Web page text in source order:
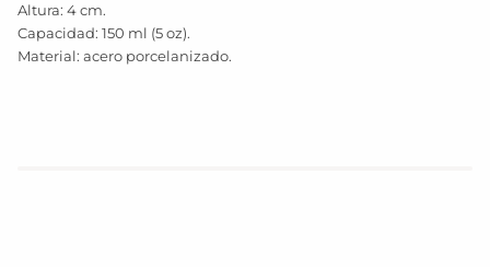
Altura: 4 cm.
Capacidad: 150 ml (5 oz).
Material: acero porcelanizado.